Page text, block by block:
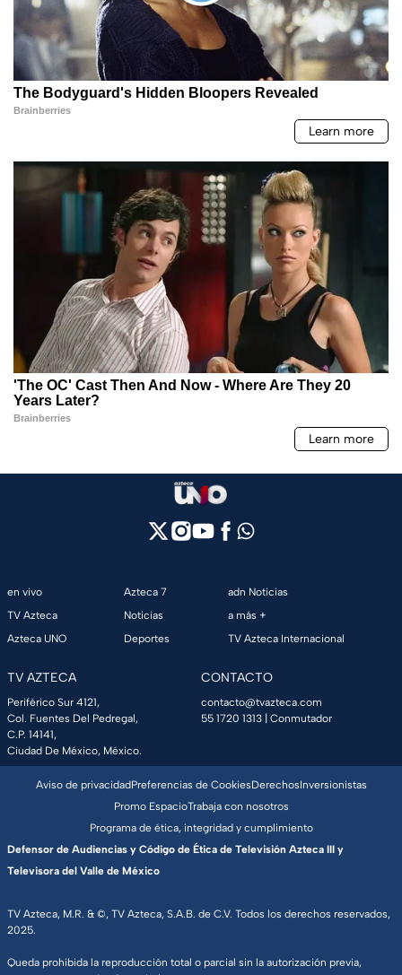
en vivo
TV Azteca
Azteca UNO
Azteca 7
Noticias
Deportes
adn Noticias
a más +
TV Azteca Internacional
TV AZTECA
Periférico Sur 4121,
Col. Fuentes Del Pedregal,
C.P. 14141,
Ciudad De México, México.
CONTACTO
contacto@tvazteca.com
55 1720 1313 | Conmutador
TV Azteca, M.R. & ©, TV Azteca, S.A.B. de C.V. Todos los derechos reservados,
2025.
Queda prohibida la reproducción total o parcial sin la autorización previa,
Aviso de privacidadPreferencias de CookiesDerechosInversionistas
Promo EspacioTrabaja con nosotros
Programa de ética, integridad y cumplimiento
Defensor de Audiencias y Código de Ética de Televisión Azteca III y
Televisora del Valle de México